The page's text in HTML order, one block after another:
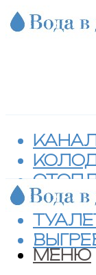
МЕНЮ